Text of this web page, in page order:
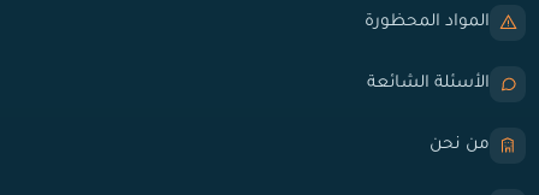
المواد المحظورة
الأسئلة الشائعة
من نحن